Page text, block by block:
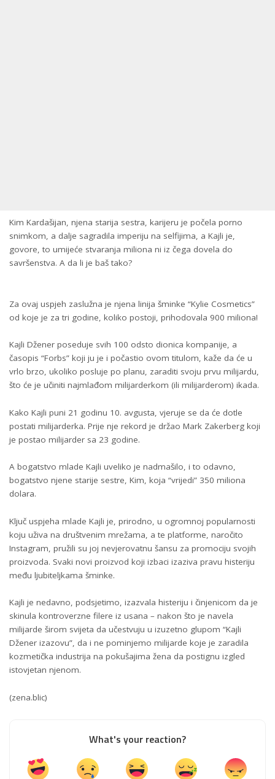
Kim Kardašijan, njena starija sestra, karijeru je počela porno
snimkom, a dalje sagradila imperiju na selfijima, a Kajli je,
govore, to umijeće stvaranja miliona ni iz čega dovela do
savršenstva. A da li je baš tako?
Za ovaj uspjeh zaslužna je njena linija šminke “Kylie Cosmetics”
od koje je za tri godine, koliko postoji, prihodovala 900 miliona!
Kajli Džener poseduje svih 100 odsto dionica kompanije, a
časopis “Forbs” koji ju je i počastio ovom titulom, kaže da će u
vrlo brzo, ukoliko posluje po planu, zaraditi svoju prvu milijardu,
što će je učiniti najmlađom milijarderkom (ili milijarderom) ikada.
Kako Kajli puni 21 godinu 10. avgusta, vjeruje se da će dotle
postati milijarderka. Prije nje rekord je držao Mark Zakerberg koji
je postao milijarder sa 23 godine.
A bogatstvo mlade Kajli uveliko je nadmašilo, i to odavno,
bogatstvo njene starije sestre, Kim, koja “vrijedi” 350 miliona
dolara.
Ključ uspjeha mlade Kajli je, prirodno, u ogromnoj popularnosti
koju uživa na društvenim mrežama, a te platforme, naročito
Instagram , pružili su joj nevjerovatnu šansu za promociju svojih
proizvoda. Svaki novi proizvod koji izbaci izaziva pravu histeriju
među ljubiteljkama šminke.
Kajli je nedavno, podsjetimo, izazvala histeriju i činjenicom da je
skinula kontroverzne filere iz usana – nakon što je navela
milijarde širom svijeta da učestvuju u izuzetno glupom “Kajli
Džener izazovu”, da i ne pominjemo milijarde koje je zaradila
kozmetička industrija na pokušajima žena da postignu izgled
istovjetan njenom.
(zena.blic)
What's your reaction?